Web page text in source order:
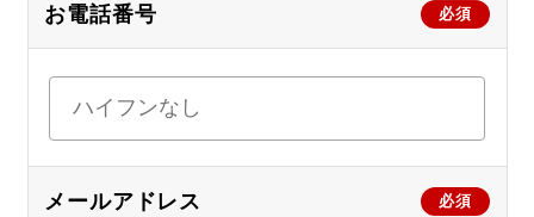
必須
お電話番号
必須
メールアドレス